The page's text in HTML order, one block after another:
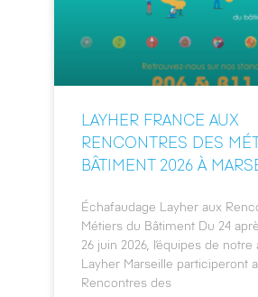
LAYHER FRANCE AUX
RENCONTRES DES
BÂTIMENT 2026 À
Échafaudage Layher aux
Métiers du Bâtiment Du 24
26 juin 2026, l’équipes de notre
Layher Marseille participeront
Rencontres des